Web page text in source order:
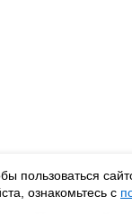
пользоваться
ознакомьтесь с